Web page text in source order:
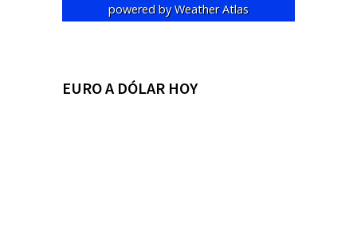
powered byWeather Atlas
EURO A DÓLAR HOY